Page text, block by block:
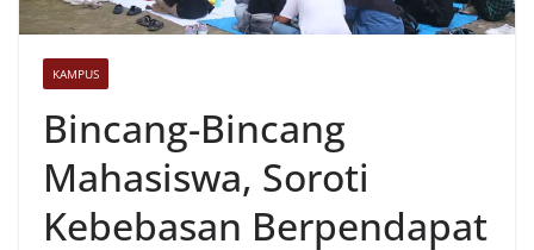
KAMPUS
Bincang-Bincang
Mahasiswa, Soroti
Kebebasan Berpendapat